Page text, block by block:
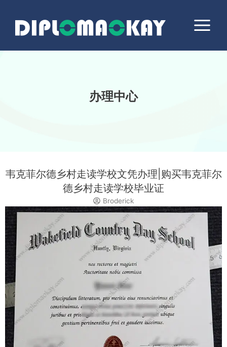
Menu
办理中心
韦克菲尔德乡村走读学校文凭办理|购买韦克菲尔
德乡村走读学校毕业证
Broderick